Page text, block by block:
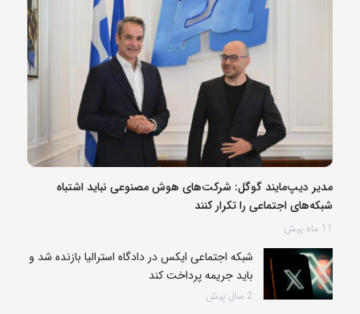
مدیر دیپ‌مایند گوگل: شرکت‌های هوش مصنوعی نباید اشتباه
شبکه‌های اجتماعی را تکرار کنند
11 ماه پیش
شبکه اجتماعی ایکس در دادگاه استرالیا بازنده شد و
باید جریمه پرداخت کند
2 سال پیش